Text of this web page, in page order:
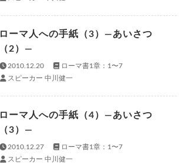
ローマ人への手紙（3）—あいさつ
（2）—
2010.12.20
ローマ書1章：1〜7
スピーカー 中川健一
ローマ人への手紙（4）—あいさつ
（3）—
2010.12.27
ローマ書1章：1〜7
スピーカー 中川健一